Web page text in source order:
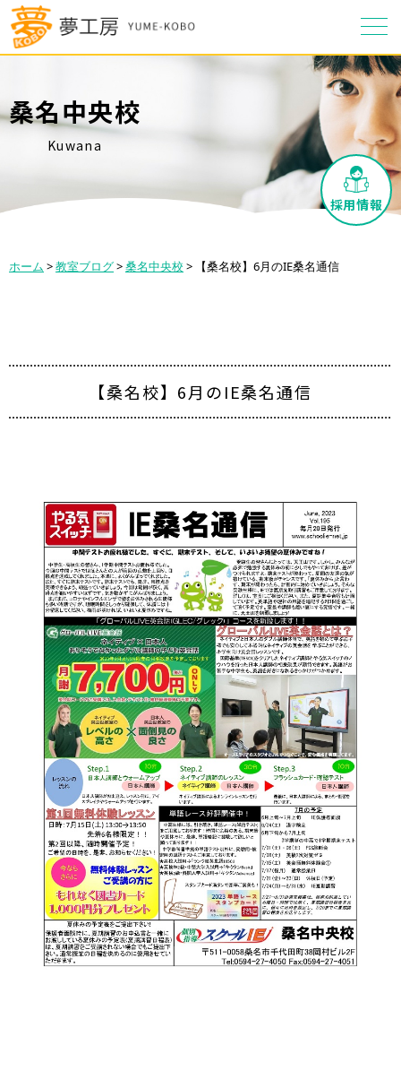
桑名中央校
Kuwana
採用情報
ホーム >教室ブログ>桑名中央校 > 【桑名校】6月のIE桑名通信
【桑名校】6月のIE桑名通信